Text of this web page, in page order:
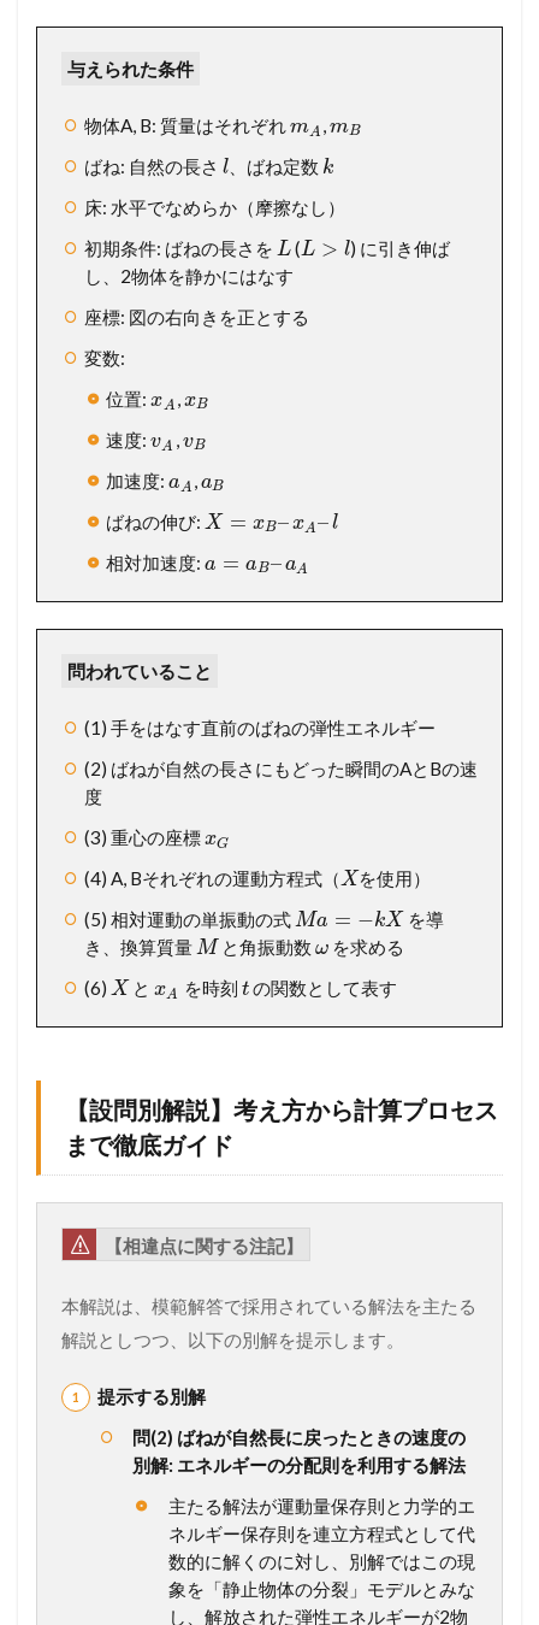
は
問
文
し
か
り
読
み
解
こ
1.2
設
別
説
】
え
方
ら
算
プ
ロ
ま
徹
ガ
イ
【
と
め
】
こ
問
を
来
の
得
力
！
完
マ
与えられた条件
物体A, B: 質量はそれぞれmA ,mB
ばね: 自然の長さ l、ばね定数 k
床: 水平でなめらか（摩擦なし）
初期条件: ばねの長さを L(L > l) に引き伸ば
し、2物体を静かにはなす
座標: 図の右向きを正とする
変数:
位置:xA ,xB
速度:vA ,vB
加速度:aA ,aB
ばねの伸び: X = xB–xA–l
相対加速度:a = aB–aA
問われていること
(1) 手をはなす直前のばねの弾性エネルギー
(2) ばねが自然の長さにもどった瞬間のAとBの速
度
(3) 重心の座標xG
(4) A, Bそれぞれの運動方程式（Xを使用）
(5) 相対運動の単振動の式Ma = −kX を導
き、換算質量Mと角振動数 ωを求める
(6) XとxA を時刻 tの関数として表す
【設問別解説】考え方から計算プロセス
まで徹底ガイド
【相違点に関する注記】
本解説は、模範解答で採用されている解法を主たる
解説としつつ、以下の別解を提示します。
提示する別解
問(2) ばねが自然長に戻ったときの速度の
別解: エネルギーの分配則を利用する解法
主たる解法が運動量保存則と力学的エ
ネルギー保存則を連立方程式として代
数的に解くのに対し、別解ではこの現
象を「静止物体の分裂」モデルとみな
し、解放された弾性エネルギーが2物